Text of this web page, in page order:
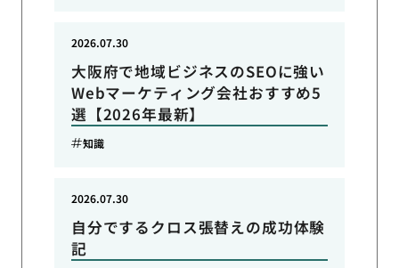
大阪府で地域ビジネスのSEOに強い
Webマーケティング会社おすすめ5
選【2026年最新】
2026.07.30
知識
自分でするクロス張替えの成功体験
記
2026.07.30